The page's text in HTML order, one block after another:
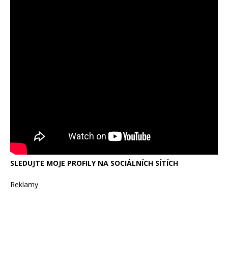
SLEDUJTE MOJE PROFILY NA SOCIÁLNÍCH SÍTÍCH
Reklamy